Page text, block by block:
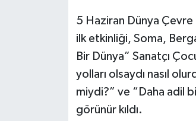
5 Haziran Dünya Çevre
ilk etkinliği, Soma,
Bir Dünya” Sanatçı
yolları olsaydı nasıl
miydi?” ve “Daha adil
görünür kıldı.